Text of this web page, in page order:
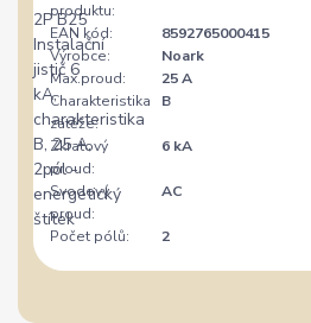
produktu:
EAN kód:
8592765000415
Výrobce:
Noark
Max.proud:
25 A
Charakteristika
zátěže:
B
Zkratový
proud:
6 kA
Svodový
proud:
AC
Počet pólů: 2